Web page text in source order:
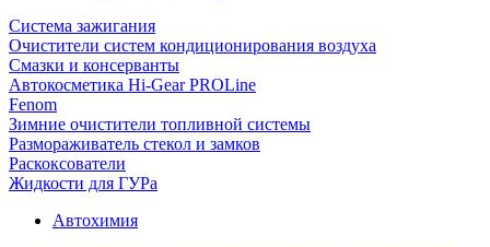
Система зажигания
Очистители систем кондиционирования воздуха
Смазки и консерванты
Автокосметика Hi-Gear PROLine
Fenom
Зимние очистители топливной системы
Размораживатель стекол и замков
Раскоксователи
Жидкости для ГУРа
Автохимия